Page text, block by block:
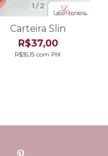
1 /2
Carteira Slin
R$37,00
R$35,15 com PIX